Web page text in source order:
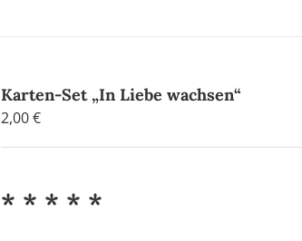
Karten-Set „In Liebe wachsen“
2,00€
* * * * *